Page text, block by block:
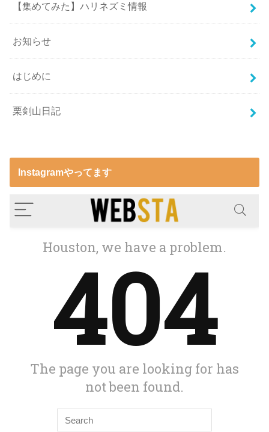
【集めてみた】ハリネズミ情報
お知らせ
はじめに
栗剣山日記
Instagramやってます